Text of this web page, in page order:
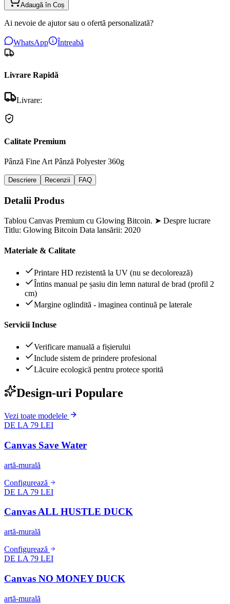
Adaugă în Coș
Ai nevoie de ajutor sau o ofertă personalizată?
WhatsApp Întreabă
Livrare Rapidă
Livrare:
Calitate Premium
Pânză Fine Art Pânză Polyester 360g
Descriere Recenzii FAQ
Detalii Produs
Tablou Canvas Premium cu Glowing Bitcoin. ➤ Despre lucrare
Titlu: Glowing Bitcoin Data lansării: 2020
Materiale & Calitate
Printare HD rezistentă la UV (nu se decolorează)
Întins manual pe șasiu din lemn natural de brad (profil 2
cm)
Margine oglindită - imaginea continuă pe laterale
Servicii Incluse
Verificare manuală a fișierului
Include sistem de prindere profesional
Lăcuire ecologică pentru protece sporită
Design-uri Populare
Vezi toate modelele
DE LA 79 LEI
Canvas Save Water
artă-murală
Configurează
DE LA 79 LEI
Canvas ALL HUSTLE DUCK
artă-murală
Configurează
DE LA 79 LEI
Canvas NO MONEY DUCK
artă-murală